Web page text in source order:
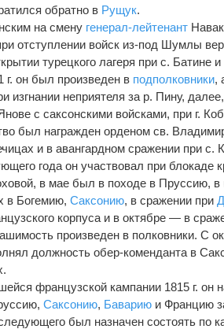
обратно в Рущук.
на смену генерал-лейтенант
отступлении войск из-под Шумлы
турецкого лагеря при с. Батине
г. он был произведен в подполковники,
изгнании неприятеля за р. Пину,
с саксонскими войсками, при г.
был награжден орденом св.
и в авангардном сражении при
года он участвовал при блокаде
в мае был в походе в Пруссию,
в Богемию,Саксонию, в сражении при
корпуса и в октябре — в
произведен в полковники. С
должность обер-коменданта в
французской кампании 1815 г. он
Саксонию, Баварию и Францию
был назначен состоять по